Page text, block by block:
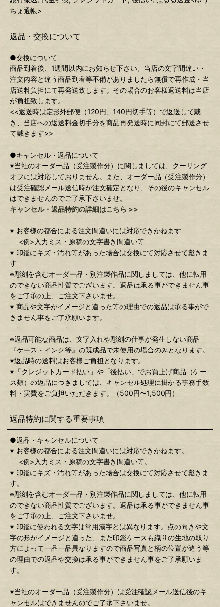
ちょ通帳>
返品・交換について
●交換について
商品到着後、1週間以内にお知らせ下さい。当店の文字間違い・
注文内容と違う商品到着等不備がありましたら無償で再作成・当
店送料負担にて再発送致します。その場合のお客様返送料は当店
が負担致します。
<<返送時は定形外郵便（120円、140円切手等）で返送して戴
き、当店への返送料金切手分を商品再発送時に同封にて郵送させ
て戴きます>>
●キャンセル・返品について
※当社のオーダー品（受注製作分）に関しましては、クーリング
オフには対応しておりません。また、オーダー品（受注製作分）
は受注確認メール送信時が注文確定となり、その後のキャンセル
はできませんのでご了承下さいませ。
キャンセル・返品特約の詳細はこちら >>
※ お客様の都合による注文間違いには対応できかねます
<例>入力ミス・原稿の文字書き間違い等
※ 印鑑にキズ・汚れ等があった場合は交換にて対応させて戴きま
す
※彫刻を含むオーダー品・別注製作品に関しましては、他に転用
のできない商品性質でございます。返品は承る事ができません事
をご了承の上、ご注文下さいませ。
※ 商品や文字がイメージと違った等の理由での返品は承る事がで
きません事をご了承願います。
※返品可能な商品は、文字入れや彫刻の仕事が発生しない商品
『ケース・インク等』の既成品で未使用の場合のみとなります。
※返品時の送料はお客様ご負担となります。
※「クレジットカード払い」や「後払い」でお買上げ商品（ケー
ス類）の返品につきましては、キャンセル処理に掛かる事務手数
料・実費をご負担いただきます。（500円〜1,500円）
返品特約に関する重要事項
●返品・キャンセルについて
※ お客様の都合による注文間違いには対応できかねます。
<例>入力ミス・原稿の文字書き間違い等。
※ 印鑑にキズ・汚れ等があった場合は交換にて対応させて戴きま
す。
※彫刻を含むオーダー品・別注製作品に関しましては、他に転用
のできない商品性質でございます。返品は承る事ができません事
をご了承の上、ご注文下さいませ。
※ 印鑑に使われる文字は常用漢字とは異なります。点の向きや文
字の形がイメージと違った、また印鑑ケースも織りの生地の取り
方によって一品一品異なりますので商品写真と柄の位置が違う等
の理由での返品や交換は承る事ができません事をご了承願いま
す。
※当社のオーダー品（受注製作分）は受注確認メール送信後のキ
ャンセルはできませんのでご了承下さいませ。